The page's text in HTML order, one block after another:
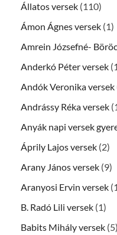
Állatos versek (110)
Ámon Ágnes versek (1)
Amrein Józsefné-
Anderkó Péter versek
Andók Veronika versek
Andrássy Réka versek
Anyák napi versek
Áprily Lajos versek (2)
Arany János versek (9)
Aranyosi Ervin versek
B. Radó Lili versek (1)
Babits Mihály versek (5)